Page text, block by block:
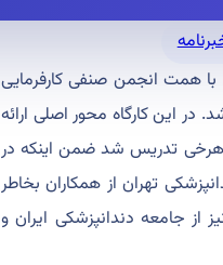
با همت انجمن صنفی کارفرمایی
در این کارگاه محور اصلی ارائه
تدریس شد ضمن اینکه در
تهران از همکاران بخاطر
جامعه دندانپزشکی ایران و